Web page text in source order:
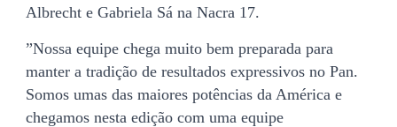
Albrecht e Gabriela Sá na Nacra 17.
”Nossa equipe chega muito bem preparada para
manter a tradição de resultados expressivos no Pan.
Somos umas das maiores potências da América e
chegamos nesta edição com uma equipe